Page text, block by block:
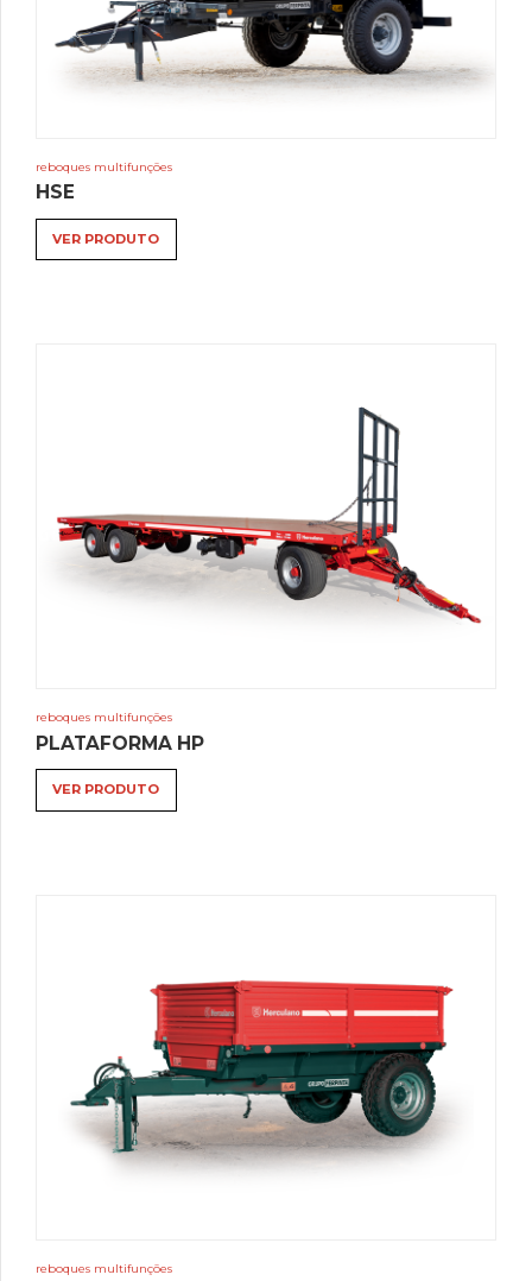
reboques multifunções
HSE
VER PRODUTO
reboques multifunções
PLATAFORMA HP
VER PRODUTO
reboques multifunções